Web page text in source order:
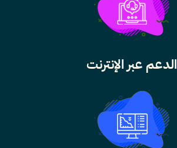
الدعم عبر الإنترنت